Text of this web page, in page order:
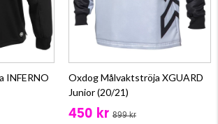
INFERNO
Oxdog Målvaktströja XGUARD
Junior (20/21)
450 kr 899 kr